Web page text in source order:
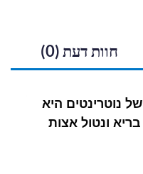
חוות דעת (0)
נוטרינטים היא
ונטול אצות